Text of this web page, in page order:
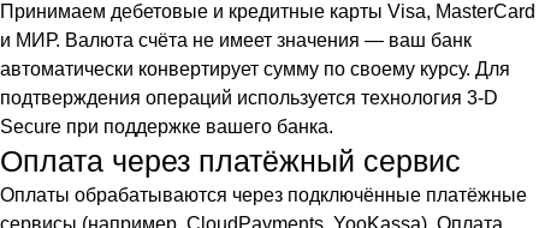
Принимаем дебетовые и кредитные карты Visa, MasterCard
и МИР. Валюта счёта не имеет значения — ваш банк
автоматически конвертирует сумму по своему курсу. Для
подтверждения операций используется технология 3‑D
Secure при поддержке вашего банка.
Оплата через платёжный сервис
Оплаты обрабатываются через подключённые платёжные
сервисы (например, CloudPayments, YooKassa). Оплата